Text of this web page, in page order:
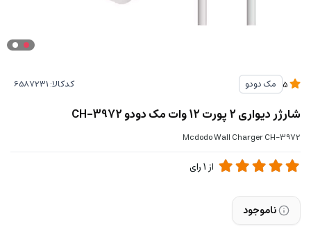
مک دودو کدکالا:
شارژر دیواری 2 پورت 12 وات مک دودو CH-3972
Mcdodo Wall Charger CH-3972
از 1رای
ناموجود